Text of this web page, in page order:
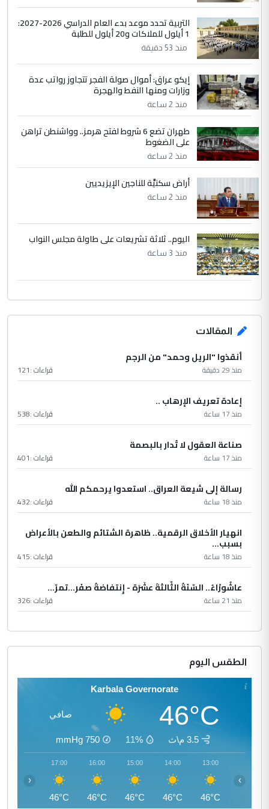
الحسنية لزرع ...
الموضوع :
مكتب السيد احمد الصافي : لا يوجود
لدينا اي حساب على الفيس بوك وتويتر
التربية تحدد موعد بدء العام الدراسي 2026-2027:
1 أيلول للملاكات و20 أيلول للطلبة
منذ 53 دقيقة
إيكو عراق: أموال صولة الفجر تتجاوز رواتب عدة
وزارات ومنها النفط والهجرة
منذ 2 ساعة
طهران تضع 6 شروط لفتح هرمز.. وواشنطن تراهن
على الضغوط
منذ 2 ساعة
أراض سكنيَّة للناجين الإيزيديين
منذ 2 ساعة
اليوم.. ثلاثة تشريعات على طاولة مجلس النواب
منذ 3 ساعة
المقالات
أنقذوا "الريل وحمد" من الرجم
منذ 29 دقيقة قراءات :121
إعادة تعريف الإرهاب ..
منذ 17 ساعة قراءات :538
صناعة العقول لا تُدار بالبصمة
منذ 17 ساعة قراءات :401
رسالة إلى شيعة العراق.. استعدوا يرحمكم الله
منذ 18 ساعة قراءات :432
انهيار الأخلاق الرقمية.. ظاهرة الشتائم والطعن بالأعراض
بسبب...
منذ 18 ساعة قراءات :415
عاشُورْاءُ.. السّنَةُ الثّالثةَ عشَرَة - إِنتفاضةُ صفَر…تمرّ...
منذ 21 ساعة قراءات :326
الطقس اليوم
Karbala Governorate
46°C صافي
3.5 م\ث 11%
750
mmHg
13:00
46°C
14:00
46°C
15:00
46°C
16:00
46°C
17:00
46°C
‹ ›